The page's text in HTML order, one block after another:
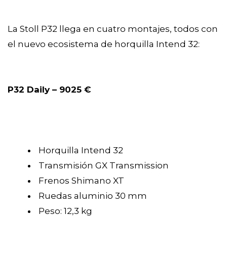
La Stoll P32 llega en cuatro montajes, todos con
el nuevo ecosistema de horquilla Intend 32:
P32 Daily – 9025 €
Horquilla Intend 32
Transmisión GX Transmission
Frenos Shimano XT
Ruedas aluminio 30 mm
Peso: 12,3 kg